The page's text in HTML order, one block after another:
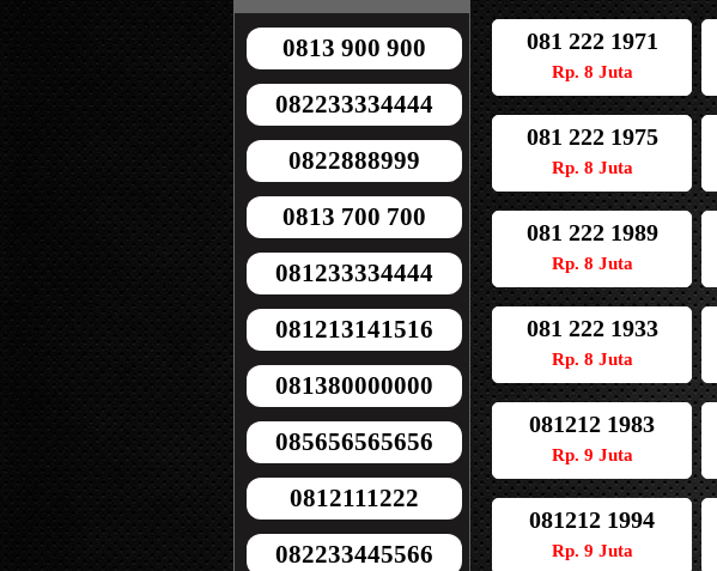
0813 900 900
082233334444
0822888999
0813 700 700
081233334444
081213141516
081380000000
085656565656
0812111222
082233445566
081 222 1971
Rp. 8 Juta
081 222 1975
Rp. 8 Juta
081 222 1989
Rp. 8 Juta
081 222 1933
Rp. 8 Juta
081212 1983
Rp. 9 Juta
081212 1994
Rp. 9 Juta